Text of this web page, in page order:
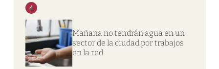
4
Mañana no tendrán agua en un
sector de la ciudad por trabajos
en la red